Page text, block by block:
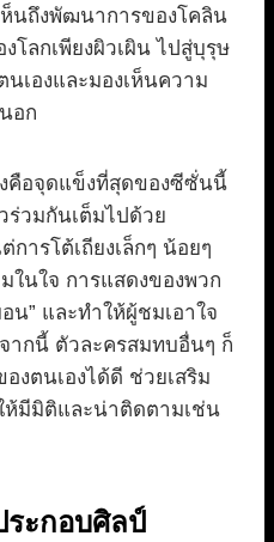
ห็นถึงพัฒนาการของโคลิน
โลกเพียงผิวเผิน ไปสู่บุรุษ
นเองและมองเห็นความ
อก
คือจุดแข็งที่สุดของซีซั่นนี้
วมกันเต็มไปด้วย
ารโต้เถียงเล็กๆ น้อยๆ
ในใจ การแสดงของพวก
น” และทำให้ผู้ชมเอาใจ
ากนี้ ตัวละครสมทบอื่นๆ ก็
งตนเองได้ดี ช่วยเสริม
ห้มีมิติและน่าติดตามเช่น
ระกอบศิลป์